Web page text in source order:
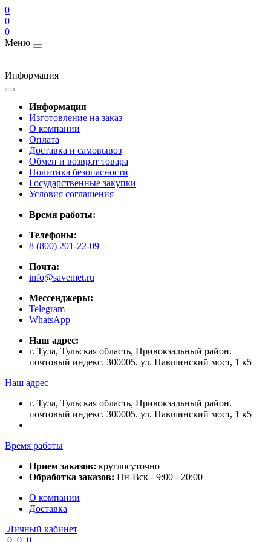
0
0
0
Меню
Информация
Информация
Изготовление на заказ
О компании
Оплата
Доставка и самовывоз
Обмен и возврат товара
Политика безопасности
Государственные закупки
Условия соглашения
Время работы:
Телефоны:
8 (800) 201-22-09
Почта:
info@savemet.ru
Мессенджеры:
Telegram
WhatsApp
Наш адрес:
г. Тула, Тульская область, Привокзальный район.
почтовый индекс. 300005. ул. Павшинский мост, 1 к5
Наш адрес
г. Тула, Тульская область, Привокзальный район.
почтовый индекс. 300005. ул. Павшинский мост, 1 к5
Время работы
Прием заказов: круглосуточно
Обработка заказов: Пн-Вск - 9:00 - 20:00
О компании
Доставка
Личный кабинет
0 0 0